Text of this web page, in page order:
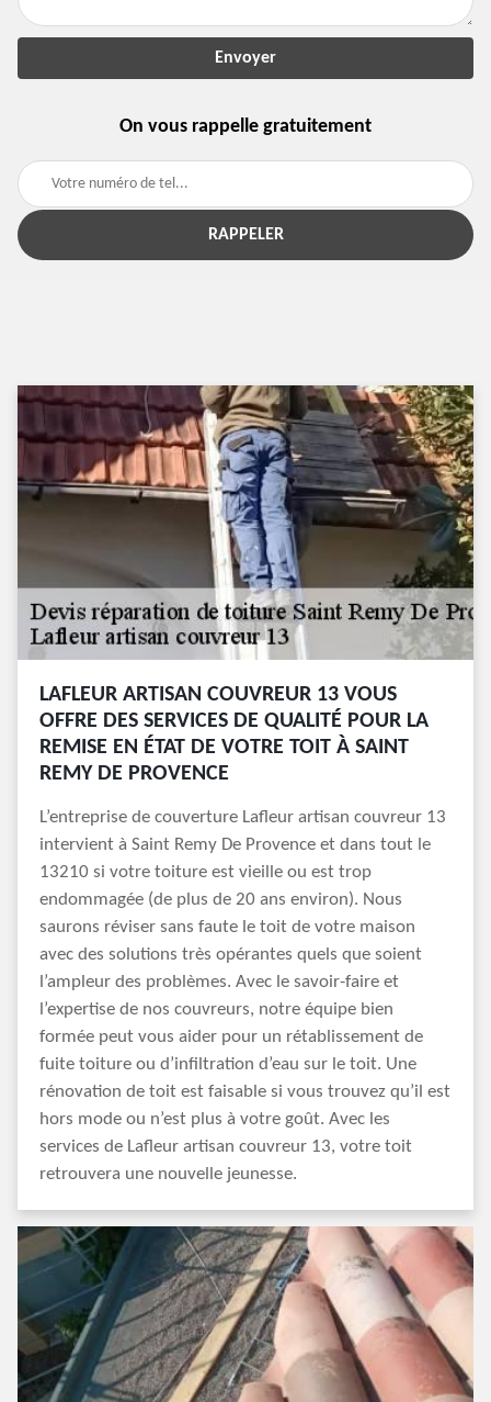
On vous rappelle gratuitement
LAFLEUR ARTISAN COUVREUR 13 VOUS
OFFRE DES SERVICES DE QUALITÉ POUR LA
REMISE EN ÉTAT DE VOTRE TOIT À SAINT
REMY DE PROVENCE
L’entreprise de couverture Lafleur artisan couvreur 13
intervient à Saint Remy De Provence et dans tout le
13210 si votre toiture est vieille ou est trop
endommagée (de plus de 20 ans environ). Nous
saurons réviser sans faute le toit de votre maison
avec des solutions très opérantes quels que soient
l’ampleur des problèmes. Avec le savoir-faire et
l’expertise de nos couvreurs, notre équipe bien
formée peut vous aider pour un rétablissement de
fuite toiture ou d’infiltration d’eau sur le toit. Une
rénovation de toit est faisable si vous trouvez qu’il est
hors mode ou n’est plus à votre goût. Avec les
services de Lafleur artisan couvreur 13, votre toit
retrouvera une nouvelle jeunesse.